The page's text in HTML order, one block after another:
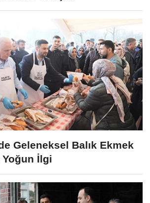
Geleneksel Balık Ekmek
İlgi